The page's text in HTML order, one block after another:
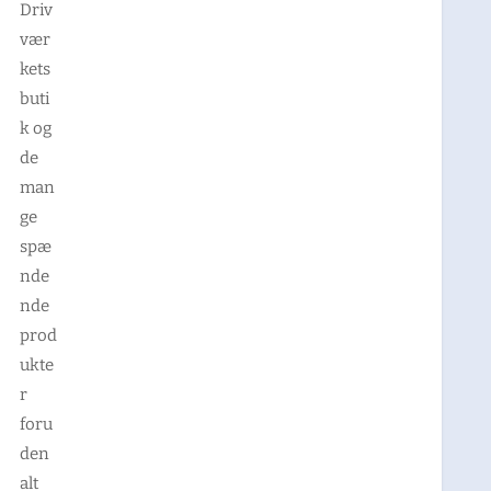
Driv
vær
kets
buti
k og
de
man
ge
spæ
nde
nde
prod
ukte
r
foru
den
alt